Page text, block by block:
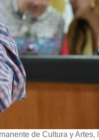
de Cultura y Artes,